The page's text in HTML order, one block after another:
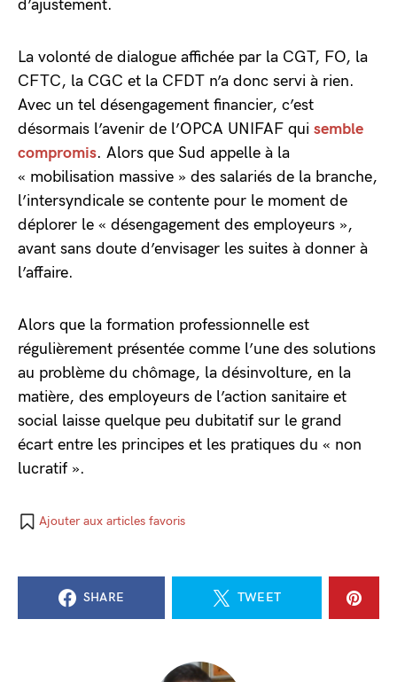
d’ajustement.
La volonté de dialogue affichée par la CGT, FO, la
CFTC, la CGC et la CFDT n’a donc servi à rien.
Avec un tel désengagement financier, c’est
désormais l’avenir de l’OPCA UNIFAF qui semble
compromis. Alors que Sud appelle à la
« mobilisation massive » des salariés de la branche,
l’intersyndicale se contente pour le moment de
déplorer le « désengagement des employeurs »,
avant sans doute d’envisager les suites à donner à
l’affaire.
Alors que la formation professionnelle est
régulièrement présentée comme l’une des solutions
au problème du chômage, la désinvolture, en la
matière, des employeurs de l’action sanitaire et
social laisse quelque peu dubitatif sur le grand
écart entre les principes et les pratiques du « non
lucratif ».
Ajouter aux articles favoris
SHARE TWEET